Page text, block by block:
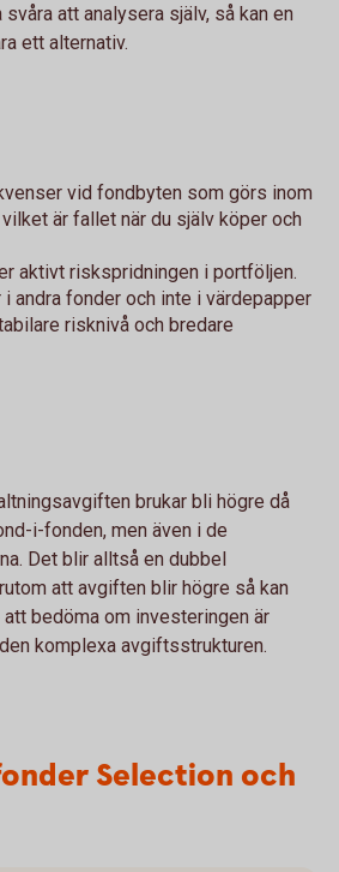
att analysera själv, så kan en
ett alternativ.
vid fondbyten som görs inom
är fallet när du själv köper och
aktivt riskspridningen i portföljen.
andra fonder och inte i värdepapper
risknivå och bredare
brukar bli högre då
i-fonden, men även i de
Det blir alltså en dubbel
att avgiften blir högre så kan
bedöma om investeringen är
komplexa avgiftsstrukturen.
Selection och